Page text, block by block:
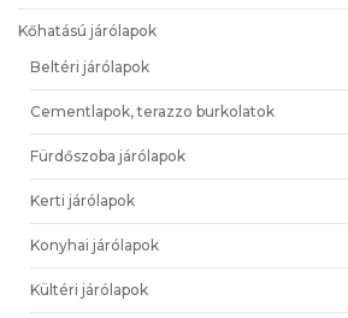
Kőhatású járólapok
Beltéri járólapok
Cementlapok, terazzo burkolatok
Fürdőszoba járólapok
Kerti járólapok
Konyhai járólapok
Kültéri járólapok